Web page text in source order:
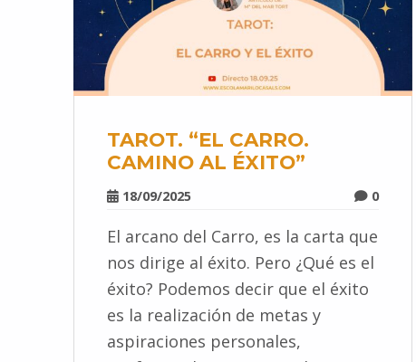
TAROT. “EL CARRO.
CAMINO AL ÉXITO”
18/09/2025 0
El arcano del Carro, es la carta que
nos dirige al éxito. Pero ¿Qué es el
éxito? Podemos decir que el éxito
es la realización de metas y
aspiraciones personales,